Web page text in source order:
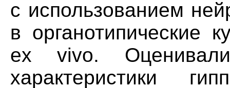
с использованием
в органотипические
ex vivo. Оценивали
характеристики